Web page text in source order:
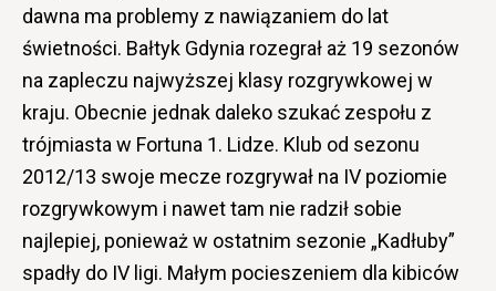
dawna ma problemy z nawiązaniem do lat
świetności. Bałtyk Gdynia rozegrał aż 19 sezonów
na zapleczu najwyższej klasy rozgrywkowej w
kraju. Obecnie jednak daleko szukać zespołu z
trójmiasta w Fortuna 1. Lidze. Klub od sezonu
2012/13 swoje mecze rozgrywał na IV poziomie
rozgrywkowym i nawet tam nie radził sobie
najlepiej, ponieważ w ostatnim sezonie „Kadłuby”
spadły do IV ligi. Małym pocieszeniem dla kibiców